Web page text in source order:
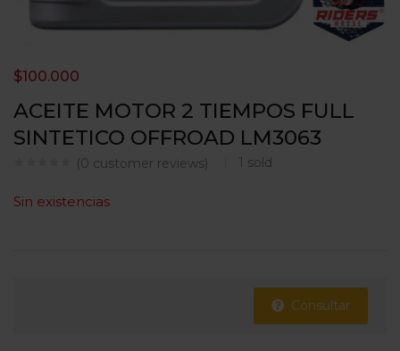
ACEITE MOTOR 2 TIEMPOS FULL
SINTETICO OFFROAD LM3063
(0 customer reviews) 1 sold
$100.000
Sin existencias
Consultar